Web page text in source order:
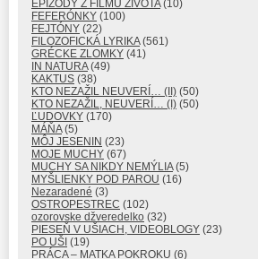
EPIZÓDY Z FILMU ŽIVOTA(10)
FEFERÓNKY (100)
FEJTÓNY (22)
FILOZOFICKÁ LYRIKA(561)
GRÉCKE ZLOMKY (41)
IN NATURA(49)
KAKTUS (38)
KTO NEZAŽIL NEUVERÍ… (II) (50)
KTO NEZAŽIL, NEUVERÍ… (I) (50)
ĽUDOVKY (170)
MÁŇA(5)
MÔJ JESENIN (23)
MOJE MUCHY (67)
MUCHY SA NIKDY NEMÝLIA(5)
MYŠLIENKY POD PAROU (16)
Nezaradené (3)
OSTROPESTREC (102)
ozorovske džveredelko (32)
PIESEŇ V UŠIACH, VIDEOBLOGY (23)
PO UŠI (19)
PRÁCA – MATKA POKROKU (6)